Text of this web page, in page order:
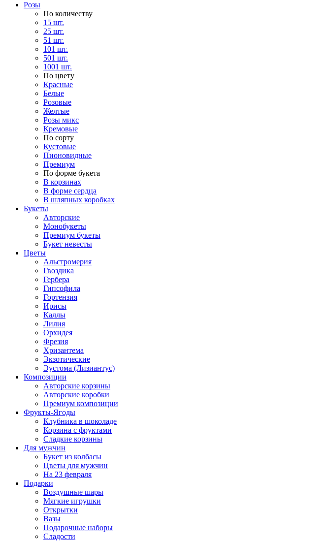
Розы
По количеству
15 шт.
25 шт.
51 шт.
101 шт.
501 шт.
1001 шт.
По цвету
Красные
Белые
Розовые
Желтые
Розы микс
Кремовые
По сорту
Кустовые
Пионовидные
Премиум
По форме букета
В корзинах
В форме сердца
В шляпных коробках
Букеты
Авторские
Монобукеты
Премиум букеты
Букет невесты
Цветы
Альстромерия
Гвоздика
Гербера
Гипсофила
Гортензия
Ирисы
Каллы
Лилия
Орхидея
Фрезия
Хризантема
Экзотические
Эустома (Лизиантус)
Композиции
Авторские корзины
Авторские коробки
Премиум композиции
Фрукты-Ягоды
Клубника в шоколаде
Корзина с фруктами
Сладкие корзины
Для мужчин
Букет из колбасы
Цветы для мужчин
На 23 февраля
Подарки
Воздушные шары
Мягкие игрушки
Открытки
Вазы
Подарочные наборы
Сладости